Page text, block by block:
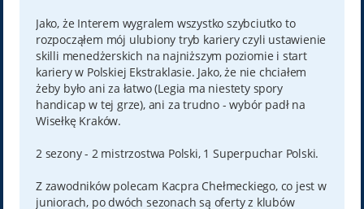
Jako, że Interem wygralem wszystko szybciutko to
rozpocząłem mój ulubiony tryb kariery czyli ustawienie
skilli menedżerskich na najniższym poziomie i start
kariery w Polskiej Ekstraklasie. Jako, że nie chciałem
żeby było ani za łatwo (Legia ma niestety spory
handicap w tej grze), ani za trudno - wybór padł na
Wisełkę Kraków.
2 sezony - 2 mistrzostwa Polski, 1 Superpuchar Polski.
Z zawodników polecam Kacpra Chełmeckiego, co jest w
juniorach, po dwóch sezonach są oferty z klubów